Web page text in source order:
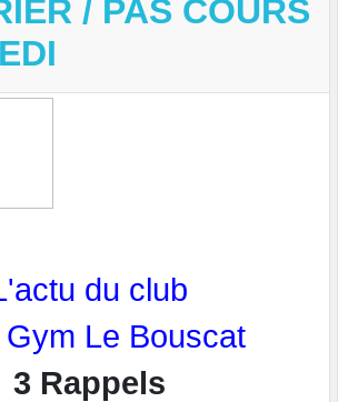
/ PAS COURS
du club
Gym Le Bouscat
3 Rappels